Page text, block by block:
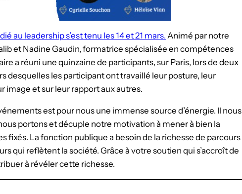
au leadership s’est tenu les 14 et 21 mars. Animé par notre
et Nadine Gaudin, formatrice spécialisée en compétences
a réuni une quinzaine de participants, sur Paris, lors de deux
desquelles les participant ont travaillé leur posture, leur
image et sur leur rapport aux autres.
est pour nous une immense source d’énergie. Il nous
portons et décuple notre motivation à mener à bien la
fixés. La fonction publique a besoin de la richesse de parcours
qui reflètent la société. Grâce à votre soutien qui s’accroît de
à révéler cette richesse.